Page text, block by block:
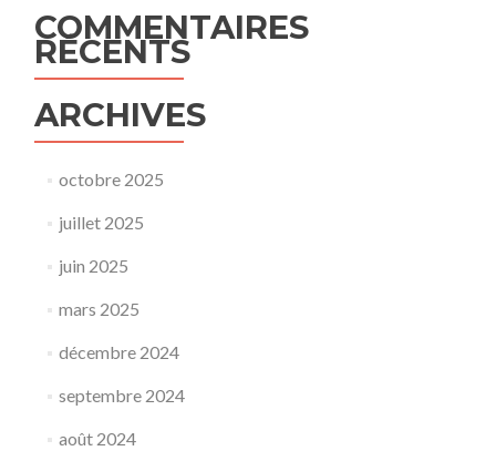
COMMENTAIRES
RÉCENTS
ARCHIVES
octobre 2025
juillet 2025
juin 2025
mars 2025
décembre 2024
septembre 2024
août 2024